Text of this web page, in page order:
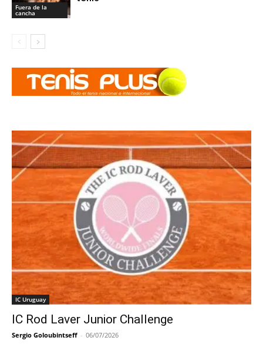
Fuera de la
cancha
IC Uruguay
IC Rod Laver Junior Challenge
Sergio Goloubintseff - 06/07/2026